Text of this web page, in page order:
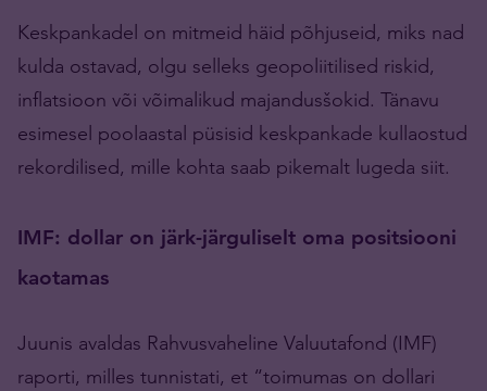
Keskpankadel on mitmeid häid põhjuseid, miks nad
kulda ostavad, olgu selleks geopoliitilised riskid,
inflatsioon või võimalikud majandusšokid. Tänavu
esimesel poolaastal püsisid keskpankade kullaostud
rekordilised, mille kohta saab pikemalt lugeda siit.
IMF: dollar on järk-järguliselt oma positsiooni
kaotamas
Juunis avaldas Rahvusvaheline Valuutafond (IMF)
raporti, milles tunnistati, et “toimumas on dollari